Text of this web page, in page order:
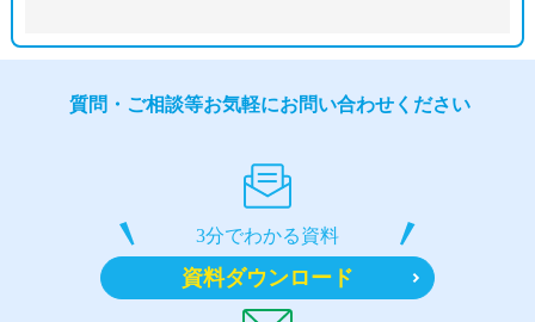
質問・ご相談等お気軽にお問い合わせください
3分でわかる資料
資料ダウンロード